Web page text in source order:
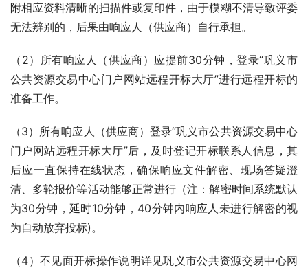
附相应资料清晰的扫描件或复印件，由于模糊不清导致评委
无法辨别的，后果由响应人（供应商）自行承担。
（2）所有响应人（供应商）应提前30分钟，登录“巩义市
公共资源交易中心门户网站远程开标大厅”进行远程开标的
准备工作。
（3）所有响应人（供应商）登录“巩义市公共资源交易中心
门户网站远程开标大厅”后，及时登记开标联系人信息，其
后应一直保持在线状态，确保响应文件解密、现场答疑澄
清、多轮报价等活动能够正常进行（注：解密时间系统默认
为30分钟，延时10分钟，40分钟内响应人未进行解密的视
为自动放弃投标)。
（4）不见面开标操作说明详见巩义市公共资源交易中心网